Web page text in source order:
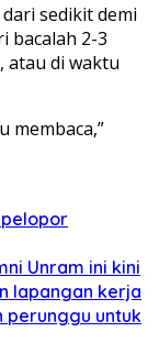
sedikit demi
bacalah 2-3
atau di waktu
membaca,”
Unram ini kini
lapangan kerja
perunggu untuk